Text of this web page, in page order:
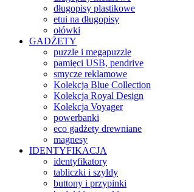
długopisy plastikowe
etui na długopisy
ołówki
GADŻETY
puzzle i megapuzzle
pamięci USB, pendrive
smycze reklamowe
Kolekcja Blue Collection
Kolekcja Royal Design
Kolekcja Voyager
powerbanki
eco gadżety drewniane
magnesy
IDENTYFIKACJA
identyfikatory
tabliczki i szyldy
buttony i przypinki